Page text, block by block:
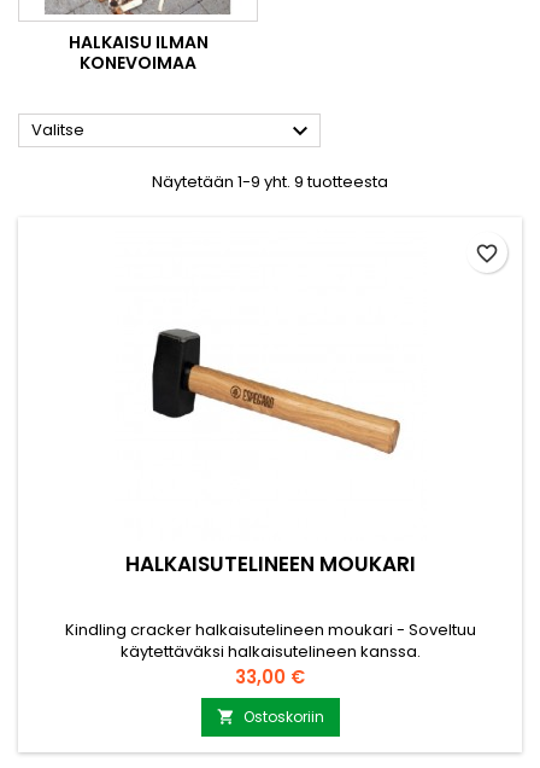
HALKAISU ILMAN
KONEVOIMAA
Valitse 
Näytetään 1-9 yht. 9 tuotteesta
HALKAISUTELINEEN MOUKARI
Kindling cracker halkaisutelineen moukari - Soveltuu
käytettäväksi halkaisutelineen kanssa.
Hinta
33,00 €
 Ostoskoriin
favorite_border